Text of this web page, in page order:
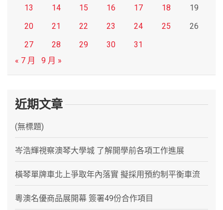
13 14 15 16 17 18
19
20
21 22 23 24 25
26
27
28 29 30
31
« 7 月
9 月 »
近期文章
(無標題)
岑浩輝視察澳琴大學城 了解開學前各項工作進展
橫琴單牌車北上爭取年內落實 擬採用預約制平衡車流
粵澳名優商品展開幕 簽署49份合作項目